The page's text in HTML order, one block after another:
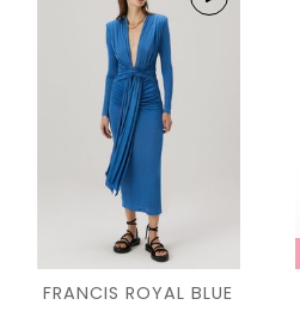
FRANCIS ROYAL BLUE